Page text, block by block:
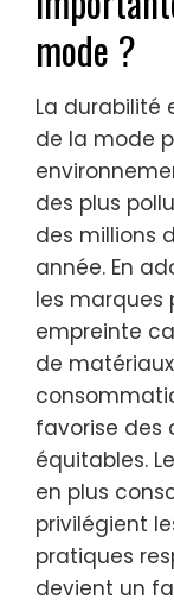
mode ?
La durabilité
de la mode
des plus
des millions
année. En
les marques
empreinte
de
favorise des
équitables.
en plus
privilégient
pratiques
devient un